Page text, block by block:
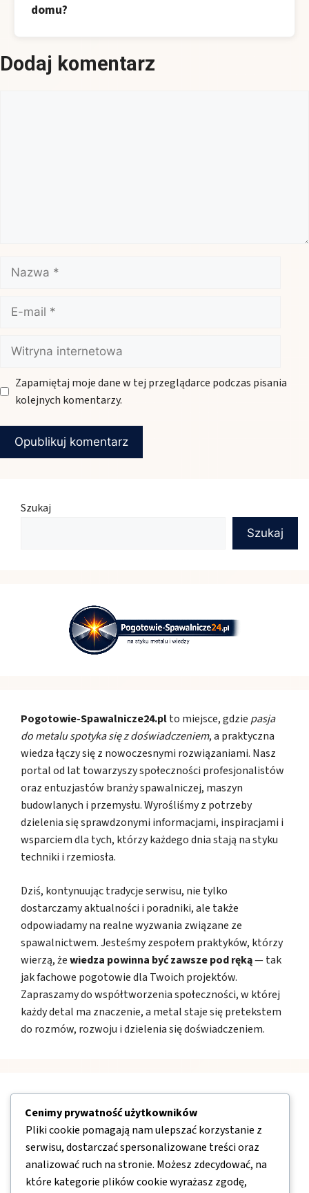
domu?
Dodaj komentarz
Nazwa
mail
Witryna
internetowa
Zapamiętaj moje dane w tej przeglądarce podczas pisania
kolejnych komentarzy.
Szukaj
Szukaj
Pogotowie-Spawalnicze24.plto miejsce, gdzie pasja
do metalu spotyka się z doświadczeniem, a praktyczna
wiedza łączy się z nowoczesnymi rozwiązaniami. Nasz
portal od lat towarzyszy społeczności profesjonalistów
oraz entuzjastów branży spawalniczej, maszyn
budowlanych i przemysłu. Wyrośliśmy z potrzeby
dzielenia się sprawdzonymi informacjami, inspiracjami i
wsparciem dla tych, którzy każdego dnia stają na styku
techniki i rzemiosła.
Dziś, kontynuując tradycje serwisu, nie tylko
dostarczamy aktualności i poradniki, ale także
odpowiadamy na realne wyzwania związane ze
spawalnictwem. Jesteśmy zespołem praktyków, którzy
wierzą, żewiedza powinna być zawsze pod ręką— tak
jak fachowe pogotowie dla Twoich projektów.
Zapraszamy do współtworzenia społeczności, w której
każdy detal ma znaczenie, a metal staje się pretekstem
do rozmów, rozwoju i dzielenia się doświadczeniem.
O nas
Kontakt
Mapa strony
Cenimy prywatność użytkowników
Pliki cookie pomagają nam ulepszać korzystanie z
serwisu, dostarczać spersonalizowane treści oraz
analizować ruch na stronie. Możesz zdecydować, na
które kategorie plików cookie wyrażasz zgodę,